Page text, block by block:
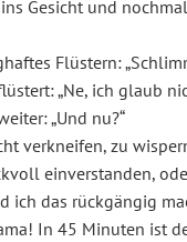
Gesicht und
Flüstern:
„Ne, ich glaub
„Und nu?“
verkneifen, zu
einverstanden,
ich das rückgängig
In 45 Minuten ist